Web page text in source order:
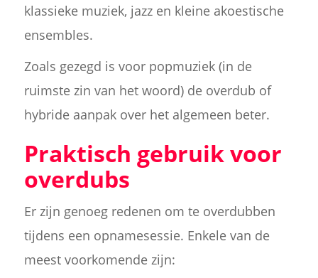
klassieke muziek, jazz en kleine akoestische
ensembles.
Zoals gezegd is voor popmuziek (in de
ruimste zin van het woord) de overdub of
hybride aanpak over het algemeen beter.
Praktisch gebruik voor
overdubs
Er zijn genoeg redenen om te overdubben
tijdens een opnamesessie. Enkele van de
meest voorkomende zijn: